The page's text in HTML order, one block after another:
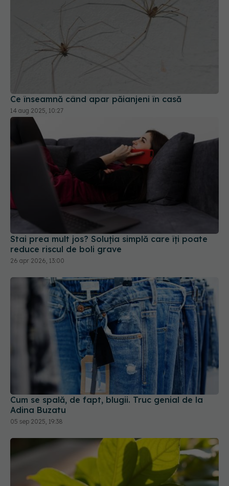
Ce înseamnă când apar păianjeni în casă
14 aug 2025, 10:27
Stai prea mult jos? Soluția simplă care îți poate
reduce riscul de boli grave
26 apr 2026, 13:00
Cum se spală, de fapt, blugii. Truc genial de la
Adina Buzatu
05 sep 2025, 19:38